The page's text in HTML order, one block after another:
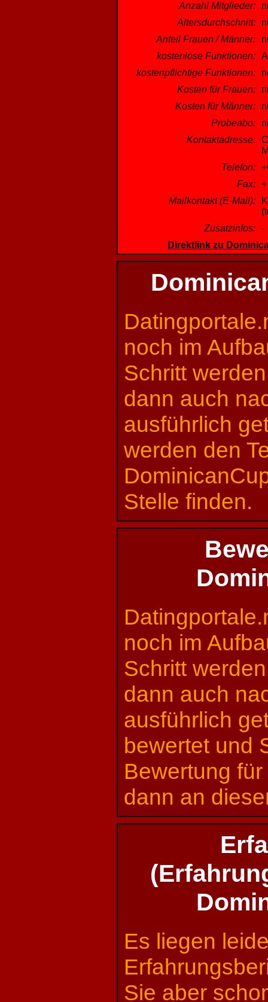
Anzahl Mitglieder:
Altersdurchschnitt:
Anteil Frauen / Männer:
kostenlose Funktionen:
kostenpflichtige Funktionen:
Kosten für Frauen:
Kosten für Männer:
Probeabo:
Kontaktadresse:
Telefon:
Fax:
Mailkontakt (E-Mail):
Zusatzinfos: -
Direktlink zu
noch im
Schritt
dann auch
ausführlich
werden den
Stelle finden.
noch im
Schritt
dann auch
ausführlich
bewertet und
Bewertung
dann an
Es liegen
Sie aber